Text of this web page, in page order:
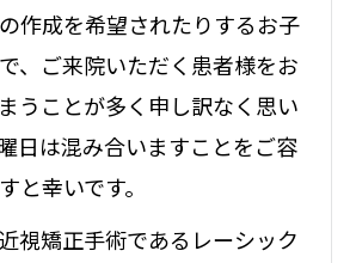
作成を希望されたりするお子
、ご来院いただく患者様をお
うことが多く申し訳なく思い
日は混み合いますことをご容
と幸いです。
視矯正手術であるレーシック